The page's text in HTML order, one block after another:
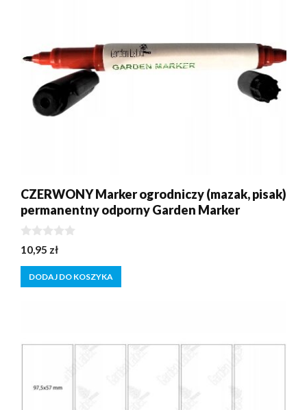
CZERWONY Marker ogrodniczy (mazak, pisak)
permanentny odporny Garden Marker
0
z
5
10,95 zł
DODAJ DO KOSZYKA